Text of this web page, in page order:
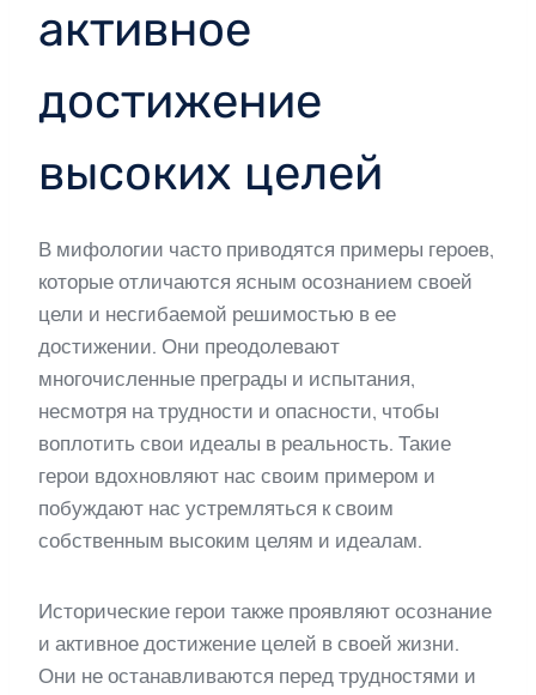
активное
достижение
высоких целей
В мифологии часто приводятся примеры героев,
которые отличаются ясным осознанием своей
цели и несгибаемой решимостью в ее
достижении. Они преодолевают
многочисленные преграды и испытания,
несмотря на трудности и опасности, чтобы
воплотить свои идеалы в реальность. Такие
герои вдохновляют нас своим примером и
побуждают нас устремляться к своим
собственным высоким целям и идеалам.
Исторические герои также проявляют осознание
и активное достижение целей в своей жизни.
Они не останавливаются перед трудностями и